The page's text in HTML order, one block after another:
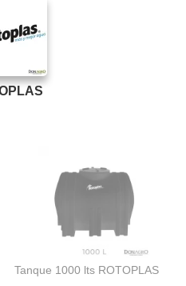
Tanque 1000 lts ROTOPLAS